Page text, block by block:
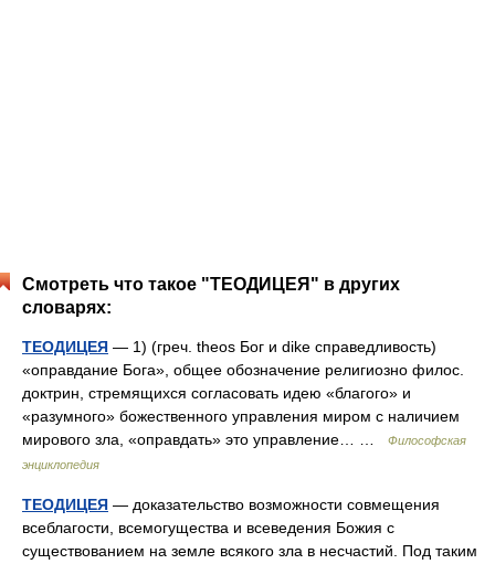
Смотреть что такое "ТЕОДИЦЕЯ" в других
словарях:
ТЕОДИЦЕЯ — 1) (греч. theos Бог и dike справедливость)
«оправдание Бога», общее обозначение религиозно филос.
доктрин, стремящихся согласовать идею «благого» и
«разумного» божественного управления миром с наличием
мирового зла, «оправдать» это управление… …
Философская
энциклопедия
ТЕОДИЦЕЯ — доказательство возможности совмещения
всеблагости, всемогущества и всеведения Божия с
существованием на земле всякого зла в несчастий. Под таким